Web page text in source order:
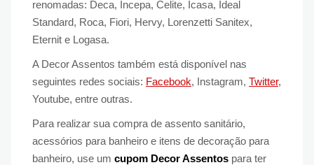
renomadas: Deca, Incepa, Celite, Icasa, Ideal
Standard, Roca, Fiori, Hervy, Lorenzetti Sanitex,
Eternit e Logasa.
A Decor Assentos também está disponível nas
seguintes redes sociais: Facebook, Instagram, Twitter,
Youtube, entre outras.
Para realizar sua compra de assento sanitário,
acessórios para banheiro e itens de decoração para
banheiro, use um cupom Decor Assentos para ter